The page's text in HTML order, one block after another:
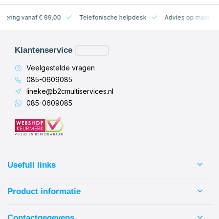
vanaf € 99,00 Telefonische helpdesk Advies op maat
Klantenservice
Veelgestelde vragen
085-0609085
lineke@b2cmultiservices.nl
085-0609085
Usefull links
Product informatie